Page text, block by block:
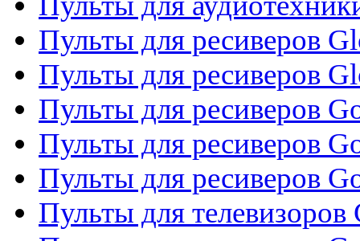
Пульты для ресиверов
Пульты для ресиверов
Пульты для ресиверов
Пульты для ресиверов
Пульты для ресиверов
Пульты для телевизоров